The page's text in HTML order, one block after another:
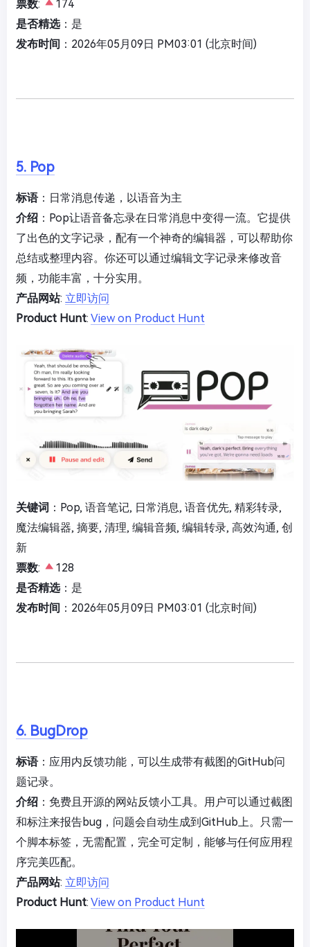
票数:
174
是否精选：是
发布时间 ：2026年05月09日 PM03:01 (北京时间)
5. Pop
标语：日常消息传递，以语音为主
介绍 ：Pop让语音备忘录在日常消息中变得一流。它提供
了出色的文字记录，配有一个神奇的编辑器，可以帮助你
总结或整理内容。你还可以通过编辑文字记录来修改音
频，功能丰富，十分实用。
产品网站: 立即访问
Product Hunt: View on Product Hunt
关键词 ：Pop, 语音笔记, 日常消息, 语音优先, 精彩转录,
魔法编辑器, 摘要, 清理, 编辑音频, 编辑转录, 高效沟通, 创
新
票数:
128
是否精选：是
发布时间 ：2026年05月09日 PM03:01 (北京时间)
6. BugDrop
标语：应用内反馈功能，可以生成带有截图的GitHub问
题记录。
介绍 ：免费且开源的网站反馈小工具。用户可以通过截图
和标注来报告bug，问题会自动生成到GitHub上。只需一
个脚本标签，无需配置，完全可定制，能够与任何应用程
序完美匹配。
产品网站: 立即访问
Product Hunt: View on Product Hunt